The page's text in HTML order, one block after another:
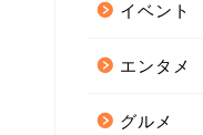
イベント
エンタメ
グルメ